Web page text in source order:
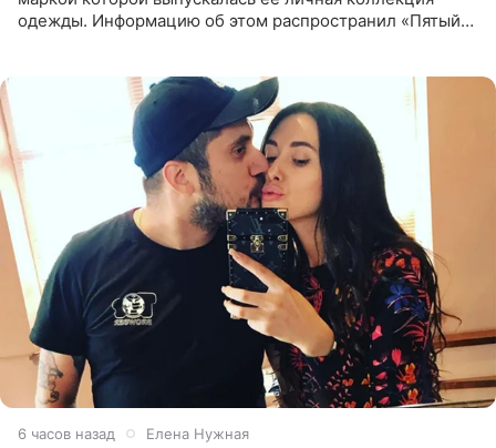
одежды. Информацию об этом распространил «Пятый
6 часов назад Елена Нужная